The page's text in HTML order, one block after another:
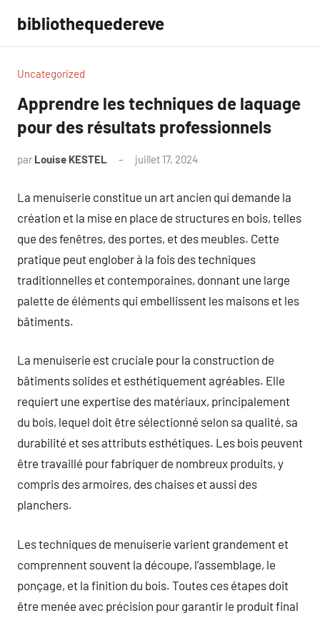
contenu
bibliothequedereve
Uncategorized
Apprendre les techniques de laquage
pour des résultats professionnels
par Louise KESTEL juillet 17, 2024
La menuiserie constitue un art ancien qui demande la
création et la mise en place de structures en bois, telles
que des fenêtres, des portes, et des meubles. Cette
pratique peut englober à la fois des techniques
traditionnelles et contemporaines, donnant une large
palette de éléments qui embellissent les maisons et les
bâtiments.
La menuiserie est cruciale pour la construction de
bâtiments solides et esthétiquement agréables. Elle
requiert une expertise des matériaux, principalement
du bois, lequel doit être sélectionné selon sa qualité, sa
durabilité et ses attributs esthétiques. Les bois peuvent
être travaillé pour fabriquer de nombreux produits, y
compris des armoires, des chaises et aussi des
planchers.
Les techniques de menuiserie varient grandement et
comprennent souvent la découpe, l’assemblage, le
ponçage, et la finition du bois. Toutes ces étapes doit
être menée avec précision pour garantir le produit final